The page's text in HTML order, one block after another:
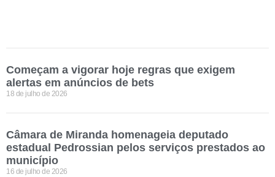
Começam a vigorar hoje regras que exigem
alertas em anúncios de bets
18 de julho de 2026
Câmara de Miranda homenageia deputado
estadual Pedrossian pelos serviços prestados ao
município
16 de julho de 2026